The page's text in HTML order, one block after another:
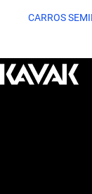
CARROS